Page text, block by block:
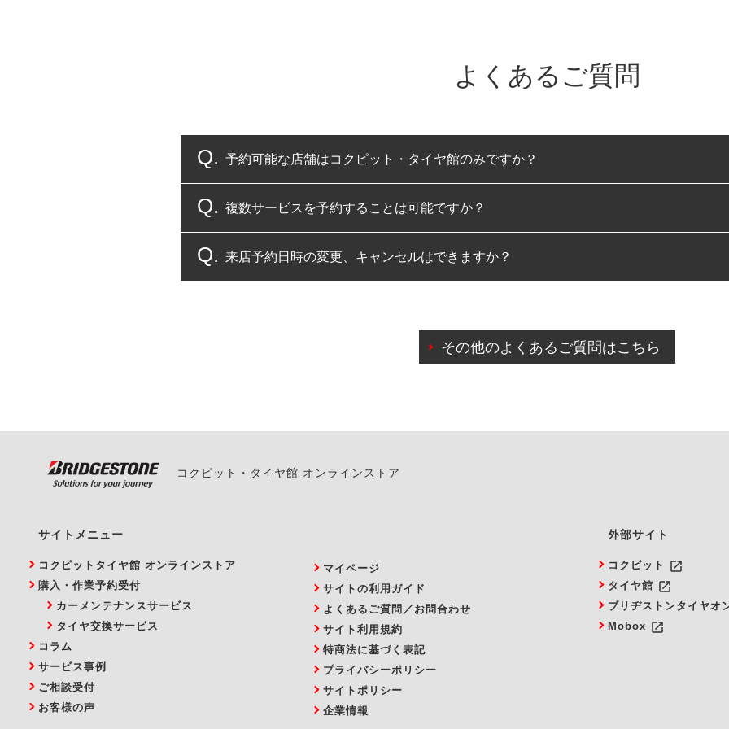
よくあるご質問
予約可能な店舗はコクピット・タイヤ館のみですか？
コクピット・タイヤ館のみとなります。
複数サービスを予約することは可能ですか？
複数サービスのご予約は可能です。
来店予約日時の変更、キャンセルはできますか？
また、やむを得ない事由によりご予約のキャンセルをご希望の際は、直接ご予約いた
その他のよくあるご質問はこちら
コクピット・タイヤ館 オンラインストア
サイトメニュー
コクピットタイヤ館 オンラインストア
購入・作業予約受付
カーメンテナンスサービス
タイヤ交換サービス
コラム
サービス事例
ご相談受付
お客様の声
マイページ
サイトの利用ガイド
よくあるご質問／お問合わせ
サイト利用規約
特商法に基づく表記
プライバシーポリシー
サイトポリシー
企業情報
外部サイト
コクピット launch
タイヤ館 launch
ブリヂストンタイヤオ
Mobox launch